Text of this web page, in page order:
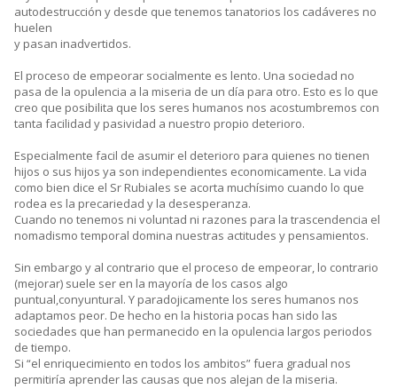
autodestrucción y desde que tenemos tanatorios los cadáveres no
huelen
y pasan inadvertidos.
El proceso de empeorar socialmente es lento. Una sociedad no
pasa de la opulencia a la miseria de un día para otro. Esto es lo que
creo que posibilita que los seres humanos nos acostumbremos con
tanta facilidad y pasividad a nuestro propio deterioro.
Especialmente facil de asumir el deterioro para quienes no tienen
hijos o sus hijos ya son independientes economicamente. La vida
como bien dice el Sr Rubiales se acorta muchísimo cuando lo que
rodea es la precariedad y la desesperanza.
Cuando no tenemos ni voluntad ni razones para la trascendencia el
nomadismo temporal domina nuestras actitudes y pensamientos.
Sin embargo y al contrario que el proceso de empeorar, lo contrario
(mejorar) suele ser en la mayoría de los casos algo
puntual,conyuntural. Y paradojicamente los seres humanos nos
adaptamos peor. De hecho en la historia pocas han sido las
sociedades que han permanecido en la opulencia largos periodos
de tiempo.
Si “el enriquecimiento en todos los ambitos” fuera gradual nos
permitiría aprender las causas que nos alejan de la miseria.